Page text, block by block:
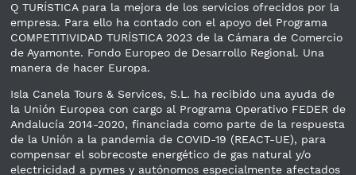
Q TURÍSTICA para la mejora de los servicios ofrecidos por la
empresa. Para ello ha contado con el apoyo del Programa
COMPETITIVIDAD TURÍSTICA 2023 de la Cámara de Comercio
de Ayamonte. Fondo Europeo de Desarrollo Regional. Una
manera de hacer Europa.
Isla Canela Tours & Services, S.L. ha recibido una ayuda de
la Unión Europea con cargo al Programa Operativo FEDER de
Andalucía 2014-2020, financiada como parte de la respuesta
de la Unión a la pandemia de COVID-19 (REACT-UE), para
compensar el sobrecoste energético de gas natural y/o
electricidad a pymes y autónomos especialmente afectados